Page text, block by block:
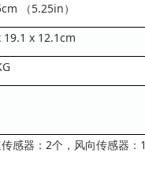
（5.25in）
19.1 x 12.1cm
感器：2个，风向传感器：1